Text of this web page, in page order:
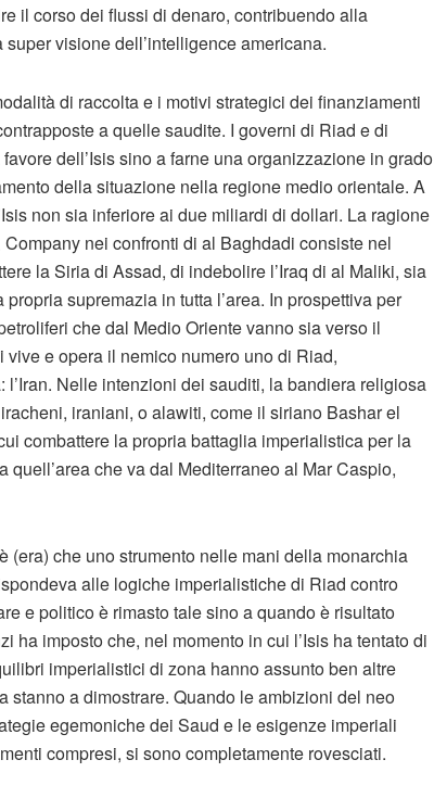
il corso dei flussi di denaro, contribuendo alla
visione dell’intelligence americana.
di raccolta e i motivi strategici dei finanziamenti
a quelle saudite. I governi di Riad e di
dell’Isis sino a farne una organizzazione in grado
della situazione nella regione medio orientale. A
non sia inferiore ai due miliardi di dollari. La ragione
nei confronti di al Baghdadi consiste nel
la Siria di Assad, di indebolire l’Iraq di al Maliki, sia
supremazia in tutta l’area. In prospettiva per
che dal Medio Oriente vanno sia verso il
e opera il nemico numero uno di Riad,
Nelle intenzioni dei sauditi, la bandiera religiosa
iraniani, o alawiti, come il siriano Bashar el
combattere la propria battaglia imperialistica per la
che va dal Mediterraneo al Mar Caspio,
(era) che uno strumento nelle mani della monarchia
alle logiche imperialistiche di Riad contro
e politico è rimasto tale sino a quando è risultato
imposto che, nel momento in cui l’Isis ha tentato di
imperialistici di zona hanno assunto ben altre
a dimostrare. Quando le ambizioni del neo
egemoniche dei Saud e le esigenze imperiali
compresi, si sono completamente rovesciati.